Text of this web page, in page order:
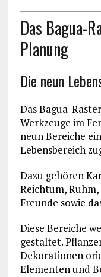
Das Bagua-
Planung
Die neun
Das Bagua-
Werkzeuge im
neun Bereiche
Lebensbereich
Dazu gehören
Reichtum,
Freunde sowie
Diese Bereiche
gestaltet.
Dekorationen
Elementen und